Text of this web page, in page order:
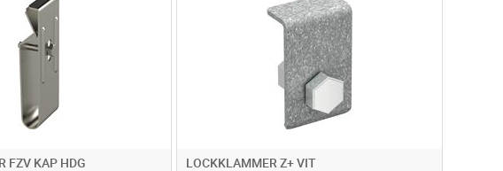
FZV KAP HDG
LOCKKLAMMER Z+ VIT